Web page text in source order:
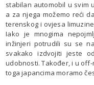
stabilan automobil u svim
a za njega možemo reći
terenskog i ovjesa
Iako je mnogima
inžinjeri potrudili su se
svakako izdvojiti jeste
udobnosti. Također, i u
toga japancima moramo